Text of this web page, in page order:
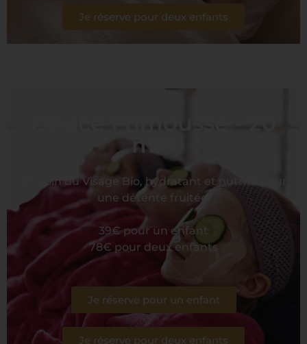
Je réserve pour deux enfants
min
Un soin du Visage Bio, hydratant et nutritif pour
une détente fruitée.
39€ pour un enfant
78€ pour deux enfants
Je réserve pour un enfant
Je réserve pour deux enfants